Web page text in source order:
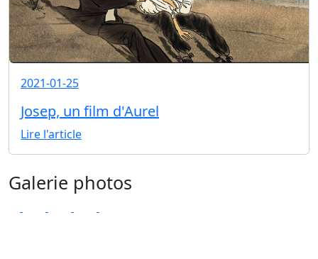
2021-01-25
Josep, un film d'Aurel
Lire l'article
Galerie photos